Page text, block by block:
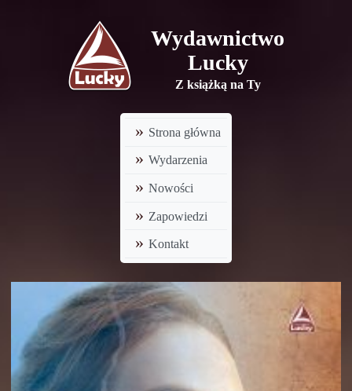
Wydawnictwo
Lucky
Z książką na Ty
Strona główna
Wydarzenia
Nowości
Zapowiedzi
Kontakt